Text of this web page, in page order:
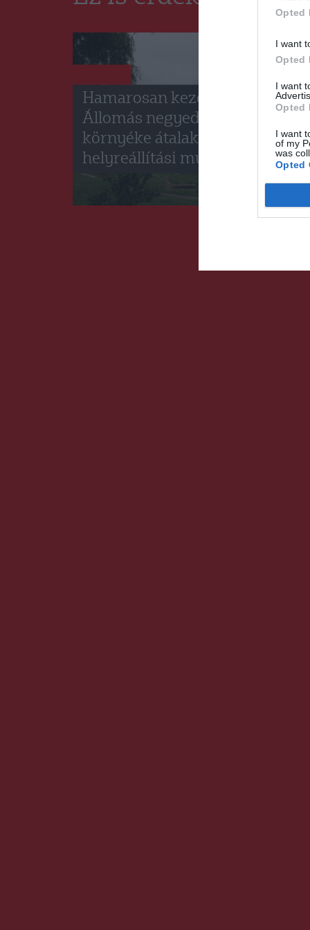
Opted
I want
Opted
I want
Opted
I want
of my
was
Opted
Hamarosan kezdődhetnek az
Állomás negyedi tó és
környéke átalakítási,
helyreállítási munkálatai